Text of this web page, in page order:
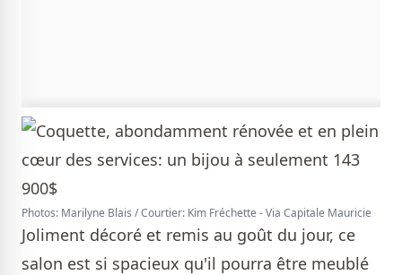
Photos: Marilyne Blais / Courtier: Kim Fréchette - Via Capitale Mauricie
Joliment décoré et remis au goût du jour, ce
salon est si spacieux qu'il pourra être meublé